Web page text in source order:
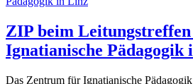
ZIP beim Leitungstreffen
Ignatianische Pädagogik
Das Zentrum für Ignatianische